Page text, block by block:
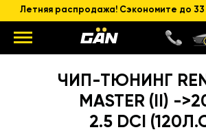
Летняя распродажа! Сэкономите до 33
ЧИП-ТЮНИНГ
MASTER (II) -
2.5 DCI